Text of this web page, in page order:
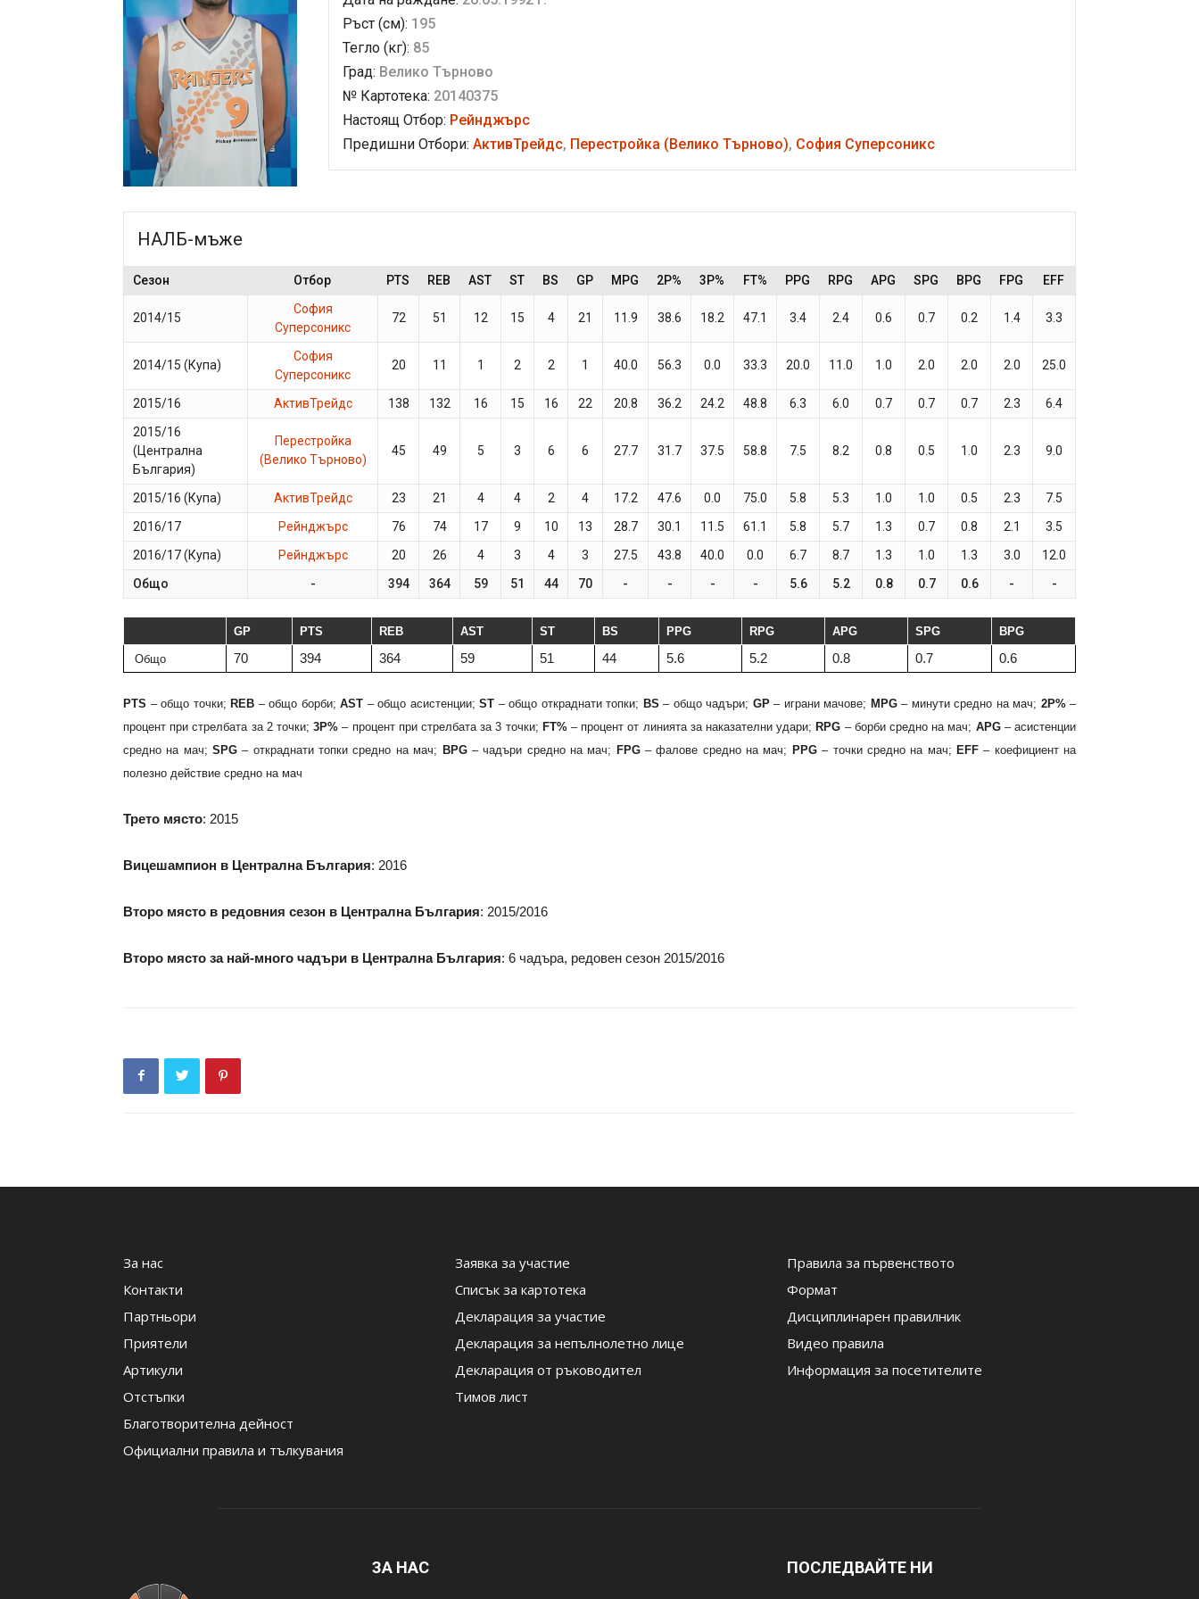
Ръст (см): 195
Тегло (кг): 85
Град: Велико Търново
№ Картотека: 20140375
Настоящ Отбор: Рейнджърс
Предишни Отбори: АктивТрейдс, Перестройка (Велико Търново), София Суперсоникс
НАЛБ-мъже
Сезон Отбор PTS REB AST ST BS GP MPG 2P% 3P% FT% PPG RPG APG SPG BPG FPG EFF
2014/15
София
Суперсоникс
72 51 12 15 4 21 11.9 38.6 18.2 47.1 3.4 2.4 0.6 0.7 0.2 1.4 3.3
2014/15 (Купа)
София
Суперсоникс
20 11 1 2 2 1 40.0 56.3 0.0 33.3 20.0 11.0 1.0 2.0 2.0 2.0 25.0
2015/16 АктивТрейдс 138 132 16 15 16 22 20.8 36.2 24.2 48.8 6.3 6.0 0.7 0.7 0.7 2.3
6.4
2015/16
(Централна
България)
Перестройка
(Велико Търново)
45 49 5 3 6 6 27.7 31.7 37.5 58.8 7.5 8.2 0.8 0.5 1.0 2.3 9.0
2015/16 (Купа) АктивТрейдс 23 21 4 4 2 4 17.2 47.6 0.0 75.0 5.8 5.3 1.0 1.0 0.5 2.3
7.5
2016/17
Рейнджърс 76 74 17 9 10 13 28.7 30.1 11.5 61.1 5.8 5.7 1.3 0.7 0.8 2.1
3.5
2016/17 (Купа)
Рейнджърс 20 26 4 3 4 3 27.5 43.8 40.0 0.0 6.7 8.7 1.3 1.0 1.3 3.0
12.0
Общо
- 394 364 59 51 44 70 - - - - 5.6 5.2 0.8 0.7 0.6 - -
GP PTS REB AST ST BS PPG RPG APG SPG BPG
Общо 70 394 364 59 51 44 5.6 5.2 0.8 0.7 0.6
PTS – общо точки; REB – общо борби; AST – общо асистенции; ST – общо откраднати топки; BS – общо чадъри; GP– играни мачове; MPG– минути средно на мач; 2P%–
процент при стрелбата за 2 точки;3P% – процент при стрелбата за 3 точки; FT%– процент от линията за наказателни удари;RPG – борби средно на мач; APG– асистенции
средно на мач;SPG – откраднати топки средно на мач; BPG– чадъри средно на мач; FPG– фалове средно на мач; PPG– точки средно на мач; EFF– коефициент на
полезно действие средно на мач
Трето място: 2015
Вицешампион в Централна България: 2016
Второ място в редовния сезон в Централна България: 2015/2016
Второ място за най-много чадъри в Централна България: 6 чадъра, редовен сезон 2015/2016
За нас
Контакти
Партньори
Приятели
Артикули
Отстъпки
Благотворителна дейност
Официални правила и тълкувания
Заявка за участие
Списък за картотека
Декларация за участие
Декларация за непълнолетно лице
Декларация от ръководител
Тимов лист
Правила за първенството
Формат
Дисциплинарен правилник
Видео правила
Информация за посетителите
ЗА НАС ПОСЛЕДВАЙТЕ НИ